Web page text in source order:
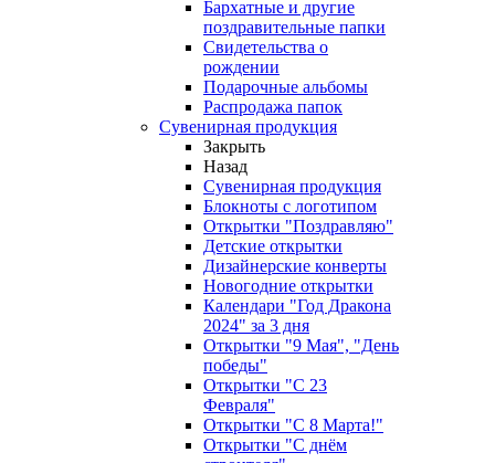
Бархатные и другие
поздравительные папки
Свидетельства о
рождении
Подарочные альбомы
Распродажа папок
Сувенирная продукция
Закрыть
Назад
Сувенирная продукция
Блокноты с логотипом
Открытки "Поздравляю"
Детские открытки
Дизайнерские конверты
Новогодние открытки
Календари "Год Дракона
2024" за 3 дня
Открытки "9 Мая", "День
победы"
Открытки "С 23
Февраля"
Открытки "С 8 Марта!"
Открытки "С днём